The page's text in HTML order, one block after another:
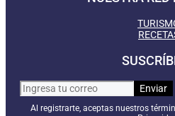
Al registrarte, aceptas nuestros